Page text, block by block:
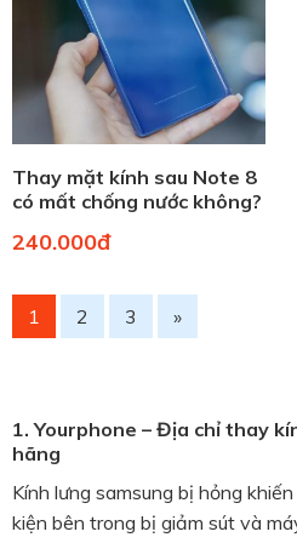
Thay mặt kính sau Note 8
có mất chống nước không?
240.000đ
1 2 3 »
1. Yourphone – Địa chỉ thay
hãng
Kính lưng samsung bị hỏng
kiện bên trong bị giảm sút và